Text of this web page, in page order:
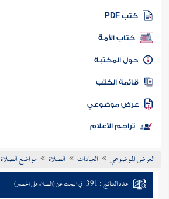
كتب PDF
كتاب الأمة
المكتبة
الكتب
موضوعي
تراجم الأعلام
العرض الموضوعي العبادات الصلاة مواضع الصلاة
عدد النتائج : 391 في البحث عن (الصلاة على الحصير)